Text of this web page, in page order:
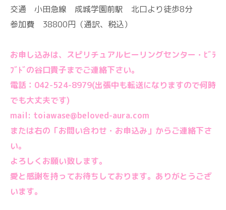
交通 小田急線 成城学園前駅 北口より徒歩8分
参加費 38800円（通訳、税込）
お申し込みは、スピリチュアルヒーリングセンター・ﾋﾞﾗ
ﾌﾞﾄﾞの谷口貴子までご連絡下さい。
電話：042-524-8979(出張中も転送になりますので何時
でも大丈夫です)
mail: toiawase@beloved-aura.com
または右の「お問い合わせ・お申込み」からご連絡下さ
い。
よろしくお願い致します。
愛と感謝を持ってお待ちしております。ありがとうござ
います。